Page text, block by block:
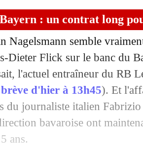
Bayern : un contrat long
Nagelsmann semble
Dieter Flick sur le banc du
l'actuel entraîneur du RB
d'hier à 13h45). Et
du journaliste italien
bavaroise ont
ans.
Pochettino - "Guardiola, le
son ex-agent le voyait
prolongation, Neymar
le message classe de Flick
et Mbappé, Herrera se
: Nagelsmann, un parcours